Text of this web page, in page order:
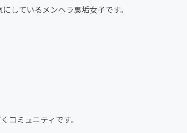
しているメンヘラ裏垢女子です。
ミュニティです。